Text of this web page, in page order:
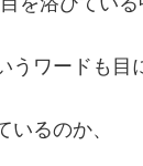
うワードも目
いるのか、